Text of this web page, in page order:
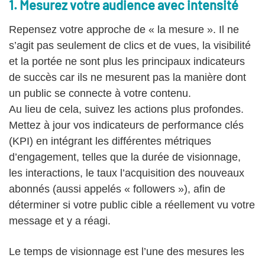
1. Mesurez votre audience avec intensité
Repensez votre approche de « la mesure ». Il ne
s’agit pas seulement de clics et de vues, la visibilité
et la portée ne sont plus les principaux indicateurs
de succès car ils ne mesurent pas la manière dont
un public se connecte à votre contenu.
Au lieu de cela, suivez les actions plus profondes.
Mettez à jour vos indicateurs de performance clés
(KPI) en intégrant les différentes métriques
d’engagement, telles que la durée de visionnage,
les interactions, le taux l’acquisition des nouveaux
abonnés (aussi appelés « followers »), afin de
déterminer si votre public cible a réellement vu votre
message et y a réagi.
Le temps de visionnage est l’une des mesures les